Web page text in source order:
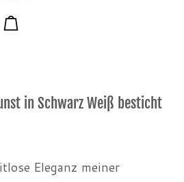
in Schwarz Weiß besticht
Eleganz meiner